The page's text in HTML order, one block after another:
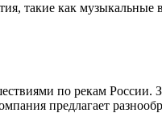
такие как музыкальные
по рекам России.
предлагает